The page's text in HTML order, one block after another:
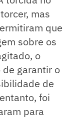
mas
que
sobre os
o
garantir o
de
foi
para